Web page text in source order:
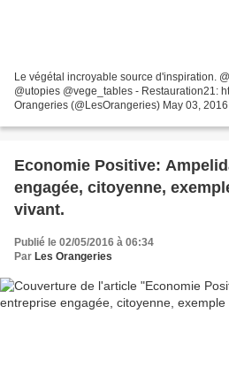
Le végétal incroyable source d'inspiration.
@utopies @vege_tables - Restauration21:
Orangeries (@LesOrangeries) May 03,
Economie Positive:
engagée, citoyenne,
vivant.
Publié le 02/05/2016 à 06:34
Par Les Orangeries